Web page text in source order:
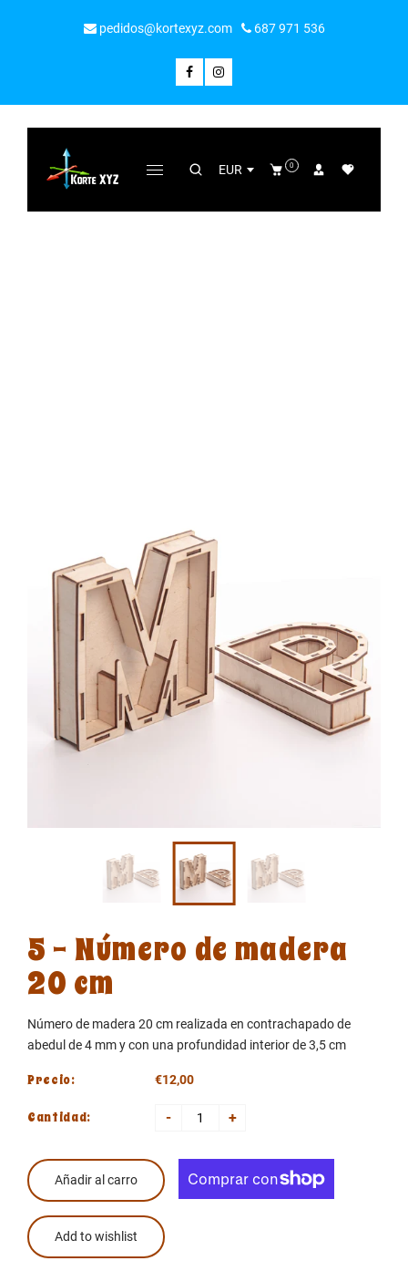
pedidos@kortexyz.com 687 971 536
EUR 0
5 - Número de madera
20 cm
Número de madera 20 cm realizada en contrachapado de
abedul de 4 mm y con una profundidad interior de 3,5 cm
Precio: €12,00
Cantidad: - +
Añadir al carro
Add to wishlist